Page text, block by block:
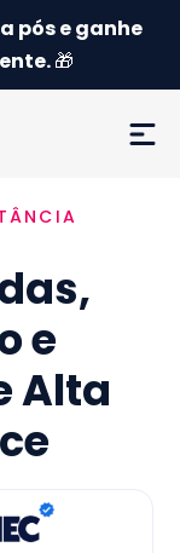
pós e ganhe
🎁
e
Alta